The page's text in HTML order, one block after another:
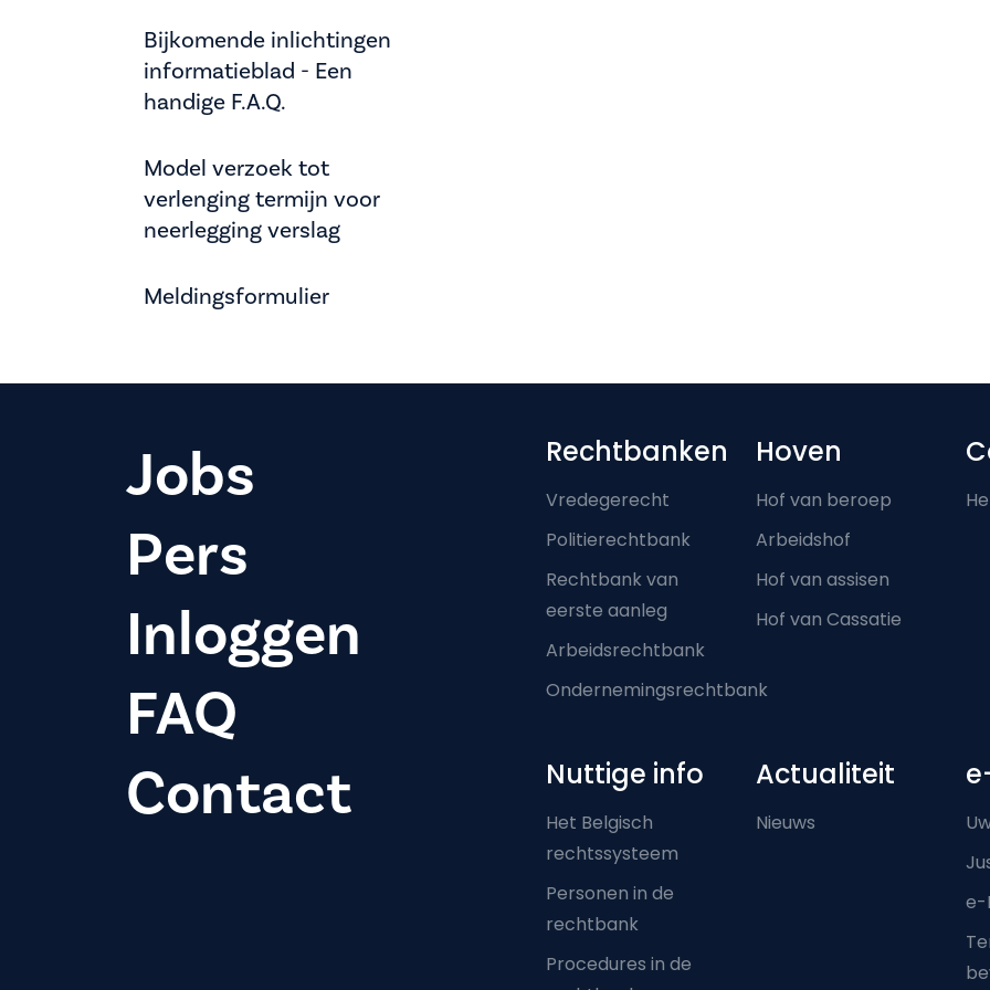
Bijkomende inlichtingen
informatieblad - Een
handige F.A.Q.
Model verzoek tot
verlenging termijn voor
neerlegging verslag
Meldingsformulier
Jobs
Pers
Inloggen
FAQ
Contact
Footer-menu
Rechtbanken
Vredegerecht
Politierechtbank
Rechtbank van
eerste aanleg
Arbeidsrechtbank
Ondernemingsrechtbank
Hoven
Hof van beroep
Arbeidshof
Hof van assisen
Hof van Cassatie
Nuttige info
Het Belgisch
rechtssysteem
Personen in de
rechtbank
Procedures in de
Actualiteit
Nieuws
e-